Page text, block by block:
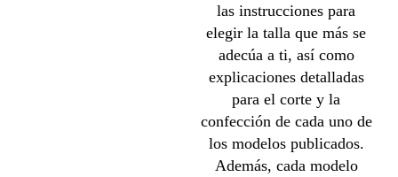
las instrucciones para
elegir la talla que más se
adecúa a ti, así como
explicaciones detalladas
para el corte y la
confección de cada uno de
los modelos publicados.
Además, cada modelo